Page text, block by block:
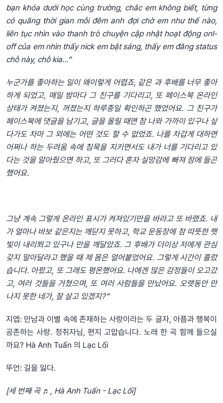
bạn khóa dưới học cùng trường, chắc em không biết, từng
có quãng thời gian mỗi đêm anh đợi chờ em như thế nào,
liên tục nhìn vào thanh trò chuyện cập nhật hoạt động onl-
off của em nhìn thấy nick em bật sáng, thấy em đăng status
chỗ này, chỗ kia...”
누군가를 좋아하는 일이 왜이렇게 어렵죠, 같은 과 후배를 너무 좋아
하게 되었고, 매일 밤마다 그 친구를 기다리고, 또 페이스북 온라인
상태가 켜졌는지, 꺼졌는지 하루종일 확인하곤 했었어요. 그 친구가
페이스북에 댓글을 남기고, 글을 올릴 때면 참 나와 가까이 있구나 싶
다가도 차마 그 외에는 어떤 것도 할 수 없었죠. 나를 차갑게 대하면
어쩌나 하는 두려움 속에 침묵을 지키면서도 내가 너를 기다리고 있
다는 것을 알아줬으면 하고, 또 그러다 혼자 실망감에 빠져 잠에 들곤
했어요.
그냥 계속 그렇게 온라인 표시가 켜져있기만을 바라고 또 바랬죠. 내
가 얼마나 바보 같은지는 깨닫지 못하고, 학교 운동장에 참 따뜻한 햇
빛이 내리쬐고 있구나 만을 깨달았죠. 그 후배가 더이상 저에게 관심
갖지 말아달라고 했을 때 제 몸은 얼어붙었어요. 그렇게 시간이 흘렀
습니다. 아팠고, 또 그래도 평온했어요. 나에겐 많은 감정들이 오고갔
고, 여러 것들을 거쳤으며, 또 여러 사람들을 만났어요. 오랫동안 만
나지 못한 네가, 잘 살고 있겠지?”
지엡: 만남과 이별 속에 존재하는 사랑이라는 두 글자, 아픔과 행복이
공존하는 사랑. 청취자님, 편지 고맙습니다. 노래 한 곡 함께 들으실
까요? Hà Anh Tuấn 의 Lạc Lối
뚜언: 길을 잃다.
[세 번째 곡 ♬, Hà Anh Tuấn - Lạc Lối]